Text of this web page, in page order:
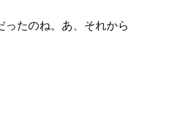
ったのね。あ、それから